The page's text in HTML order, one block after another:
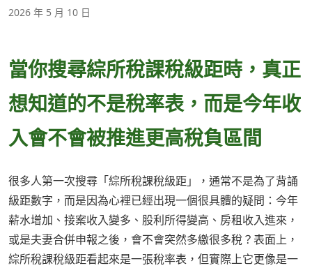
2026 年 5 月 10 日
當你搜尋綜所稅課稅級距時，真正
想知道的不是稅率表，而是今年收
入會不會被推進更高稅負區間
很多人第一次搜尋「綜所稅課稅級距」，通常不是為了背誦
級距數字，而是因為心裡已經出現一個很具體的疑問：今年
薪水增加、接案收入變多、股利所得變高、房租收入進來，
或是夫妻合併申報之後，會不會突然多繳很多稅？表面上，
綜所稅課稅級距看起來是一張稅率表，但實際上它更像是一